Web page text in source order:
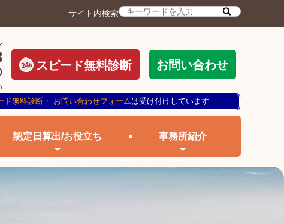
サイト内検索
スピード無料診断 お問い合わせ
ド無料診断 ・ お問い合わせフォームは受け付けしています
認定日算出/お役立ち 事務所紹介